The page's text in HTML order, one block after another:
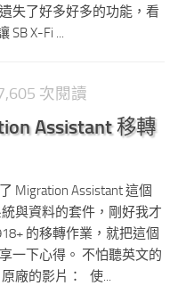
失了好多好多的功能，看
SB X-Fi ...
次閱讀
Assistant 移轉
Migration Assistant 這個
與資料的套件，剛好我才
的移轉作業，就把這個
一下心得。 不怕聽英文的
廠的影片： 使...